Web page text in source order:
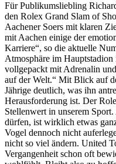
Für Publikumsliebling
den Rolex Grand Slam of
Aachener Soers mit klaren
mit Aachen einige der
Karriere“, so die aktuelle
Atmosphäre im
vollgepackt mit Adrenalin
auf der Welt.“ Mit Blick auf
Jährige deutlich, was ihn
Herausforderung ist. Der
Stellenwert in unserem
dürfen, ist wirklich etwas
Vogel dennoch nicht
nicht so viel ändern. United
Vergangenheit schon oft